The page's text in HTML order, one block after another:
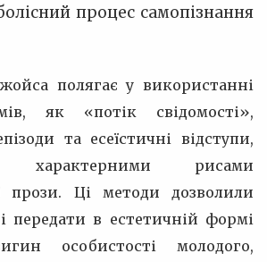
процес самопізнання
полягає у використанні
як «потік свідомості»,
та есеїстичні відступи,
рисами
прози. Ці методи дозволили
передати в естетичній формі
особистості молодого,